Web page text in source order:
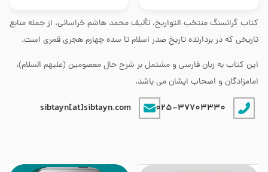
کتاب گرانسنگ منتخب التواريخ، تألیف محمد هاشم خراسانی، از جمله منابع
تاریخی که در بردارنده تاریخ صدر اسلام تا سده چهارم هجری قمری است.
این کتاب به زبان فارسی و مشتمل بر شرح حال معصومین (علیهم السلام)،
امامزادگان و اصحاب ایشان می باشد.
025-37703330
sibtayn[at]sibtayn.com